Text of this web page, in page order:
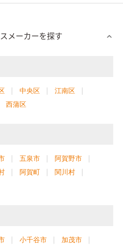
メーカーを探す
中央区
江南区
西蒲区
五泉市
阿賀野市
阿賀町
関川村
小千谷市
加茂市